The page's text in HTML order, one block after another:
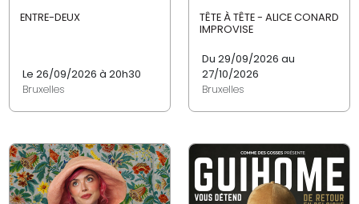
ENTRE-DEUX
Le 26/09/2026 à 20h30
Bruxelles
TÊTE À TÊTE - ALICE CONARD
IMPROVISE
Du 29/09/2026 au
27/10/2026
Bruxelles